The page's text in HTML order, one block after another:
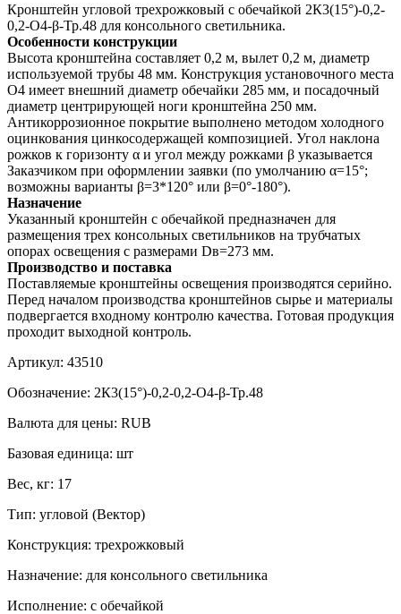
Кронштейн угловой трехрожковый с обечайкой 2К3(15°)-0,2-
0,2-О4-β-Тр.48 для консольного светильника.
Особенности конструкции
Высота кронштейна составляет 0,2 м, вылет 0,2 м, диаметр
используемой трубы 48 мм. Конструкция установочного места
О4 имеет внешний диаметр обечайки 285 мм, и посадочный
диаметр центрирующей ноги кронштейна 250 мм.
Антикоррозионное покрытие выполнено методом холодного
оцинкования цинкосодержащей композицией. Угол наклона
рожков к горизонту α и угол между рожками β указывается
Заказчиком при оформлении заявки (по умолчанию α=15°;
возможны варианты β=3*120° или β=0°-180°).
Назначение
Указанный кронштейн с обечайкой предназначен для
размещения трех консольных светильников на трубчатых
опорах освещения с размерами Dв=273 мм.
Производство и поставка
Поставляемые кронштейны освещения производятся серийно.
Перед началом производства кронштейнов сырье и материалы
подвергается входному контролю качества. Готовая продукция
проходит выходной контроль.
Артикул: 43510
Обозначение: 2К3(15°)-0,2-0,2-О4-β-Тр.48
Валюта для цены: RUB
Базовая единица: шт
Вес, кг: 17
Тип: угловой (Вектор)
Конструкция: трехрожковый
Назначение: для консольного светильника
Исполнение: с обечайкой